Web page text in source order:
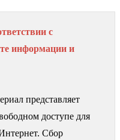
с
информации и
представляет
доступе для
Сбор